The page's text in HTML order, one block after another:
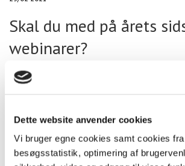
Dette website anvender cookies
Vi bruger egne cookies samt cookies
besøgsstatistik, optimering af
Skal du med på årets
webinarer?
12/11 2020
online blandt børn og
har slået mig, hvor lidt